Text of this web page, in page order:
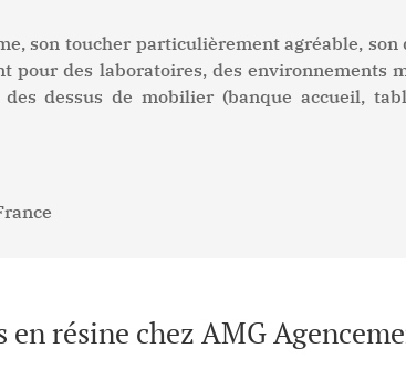
son toucher particulièrement agréable,
pour des laboratoires, des environnements
dessus de mobilier (banque accueil,
résine chez AMG